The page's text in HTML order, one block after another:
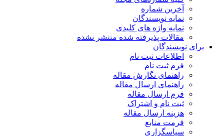
شماره
نویسندگان
واژه های کلیدی
پذیرفته شده منتشر نشده
ثبت نام
نگارش مقاله
ارسال مقاله
ارسال مقاله
نام و اشتراک
ارسال مقاله